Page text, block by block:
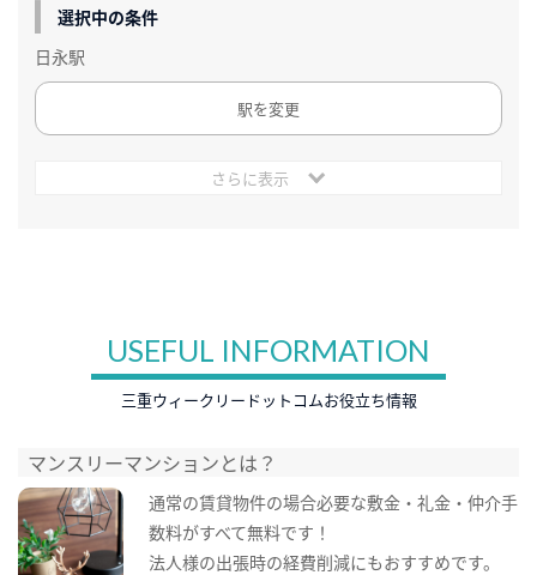
選択中の条件
日永駅
駅を変更
さらに表示
USEFUL INFORMATION
三重ウィークリードットコムお役立ち情報
マンスリーマンションとは？
通常の賃貸物件の場合必要な敷金・礼金・仲介手
数料がすべて無料です！
法人様の出張時の経費削減にもおすすめです。